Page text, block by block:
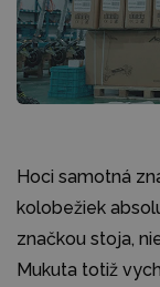
Hoci samotná
kolobežiek
značkou stoja,
Mukuta totiž